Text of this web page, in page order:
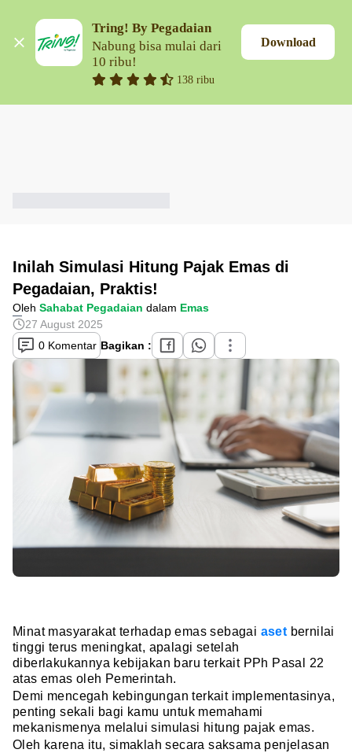
Tring! By Pegadaian
Nabung bisa mulai dari
10 ribu!
138 ribu
Download
Inilah Simulasi Hitung Pajak Emas di
Pegadaian, Praktis!
Oleh Sahabat Pegadaian dalam Emas
27 August 2025
0 Komentar Bagikan :
Minat masyarakat terhadap emas sebagai aset bernilai
tinggi terus meningkat, apalagi setelah
diberlakukannya kebijakan baru terkait PPh Pasal 22
atas emas oleh Pemerintah.
Demi mencegah kebingungan terkait implementasinya,
penting sekali bagi kamu untuk memahami
mekanismenya melalui simulasi hitung pajak emas.
Oleh karena itu, simaklah secara saksama penjelasan